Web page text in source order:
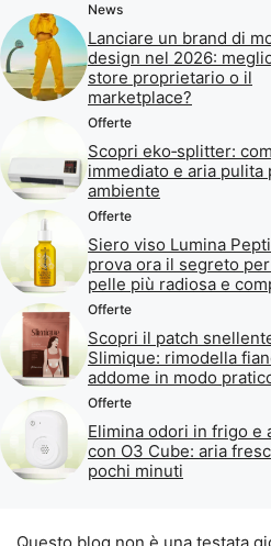
News
Lanciare un brand di
design nel 2026:
store proprietario o il
marketplace?
Offerte
Scopri eko‑splitter:
immediato e aria pulita
ambiente
Offerte
Siero viso Lumina
prova ora il segreto
pelle più radiosa e
Offerte
Scopri il patch
Slimique: rimodella
addome in modo
Offerte
Elimina odori in frigo e
con O3 Cube: aria
pochi minuti